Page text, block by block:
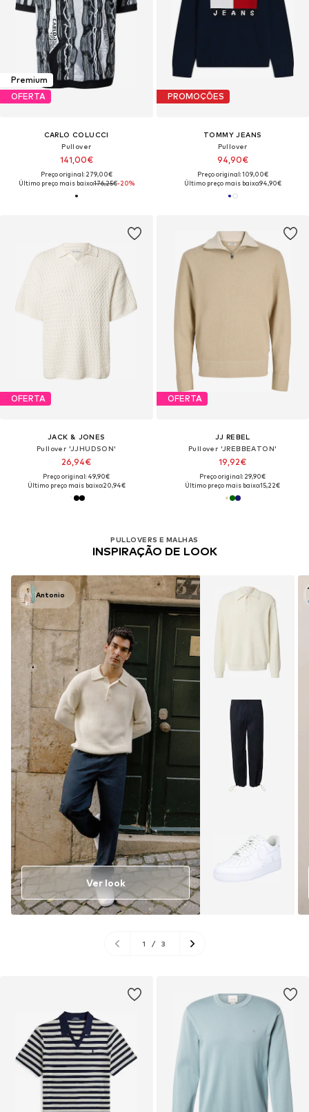
Premium
OFERTA
CARLO COLUCCI
Pullover
141,00€
Preço original: 279,00€
Último preço mais baixo:176,25€-20%
PROMOÇÕES
TOMMY JEANS
Pullover
94,90€
Preço original: 109,00€
Último preço mais baixo:94,90€
OFERTA
JACK & JONES
Pullover 'JJHUDSON'
26,94€
Preço original: 49,90€
Último preço mais baixo:20,94€
OFERTA
JJ REBEL
Pullover 'JREBBEATON'
19,92€
Preço original: 29,90€
Último preço mais baixo:15,22€
PULLOVERS E MALHAS
INSPIRAÇÃO DE LOOK
Antonio
Ver look
1 / 3